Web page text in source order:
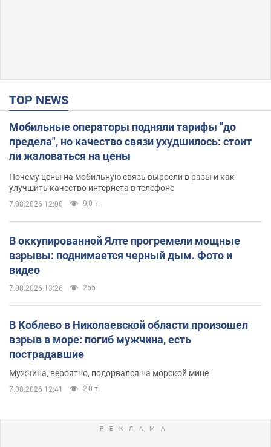
TOP NEWS
Мобильные операторы подняли тарифы "до
предела", но качество связи ухудшилось: стоит
ли жаловаться на цены
Почему цены на мобильную связь выросли в разы и как
улучшить качество интернета в телефоне
7.08.2026 12:00 9,0 т.
В оккупированной Ялте прогремели мощные
взрывы: поднимается черный дым. Фото и
видео
7.08.2026 13:26 255
В Коблево в Николаевской области произошел
взрыв в море: погиб мужчина, есть
пострадавшие
Мужчина, вероятно, подорвался на морской мине
7.08.2026 12:41 2,0 т.